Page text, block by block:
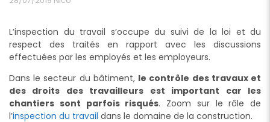
L’inspection du travail s’occupe du suivi de la loi et du
respect des traités en rapport avec les discussions
effectuées par les employés et les employeurs.
Dans le secteur du bâtiment, le contrôle des travaux et
des droits des travailleurs est important car les
chantiers sont parfois risqués. Zoom sur le rôle de
l’inspection du travail dans le domaine de la construction.